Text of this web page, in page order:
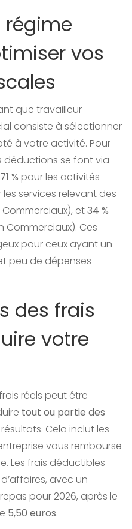
régime
vos
que travailleur
consiste à sélectionner
à votre activité. Pour
déductions se font via
71 % pour les activités
services relevant des
Commerciaux), et34 %
Commerciaux). Ces
pour ceux ayant un
peu de dépenses
des frais
votre
réels peut être
tout ou partie des
Cela inclut les
vous rembourse
Les frais déductibles
avec un
pour 2026, après le
5,50 euros.